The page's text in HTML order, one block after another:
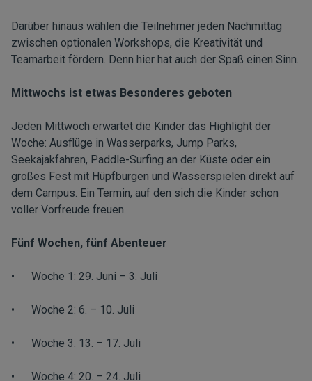
Darüber hinaus wählen die Teilnehmer jeden Nachmittag
zwischen optionalen Workshops, die Kreativität und
Teamarbeit fördern. Denn hier hat auch der Spaß einen Sinn.
Mittwochs ist etwas Besonderes geboten
Jeden Mittwoch erwartet die Kinder das Highlight der
Woche: Ausflüge in Wasserparks, Jump Parks,
Seekajakfahren, Paddle-Surfing an der Küste oder ein
großes Fest mit Hüpfburgen und Wasserspielen direkt auf
dem Campus. Ein Termin, auf den sich die Kinder schon
voller Vorfreude freuen.
Fünf Wochen, fünf Abenteuer
• Woche 1: 29. Juni – 3. Juli
• Woche 2: 6. – 10. Juli
• Woche 3: 13. – 17. Juli
• Woche 4: 20. – 24. Juli